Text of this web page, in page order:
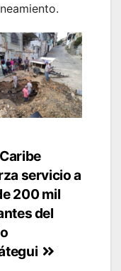
servicio a
200 mil
del